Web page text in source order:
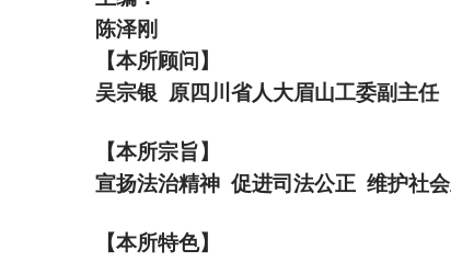
陈泽刚
【本所顾问】
吴宗银 原四川省人大眉山工委副主任
【本所宗旨】
宣扬法治精神 促进司法公正 维护社
【本所特色】